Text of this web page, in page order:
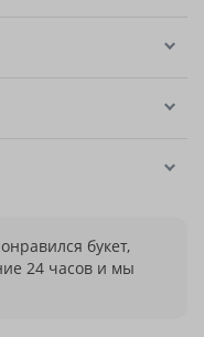
букет,
24 часов и мы